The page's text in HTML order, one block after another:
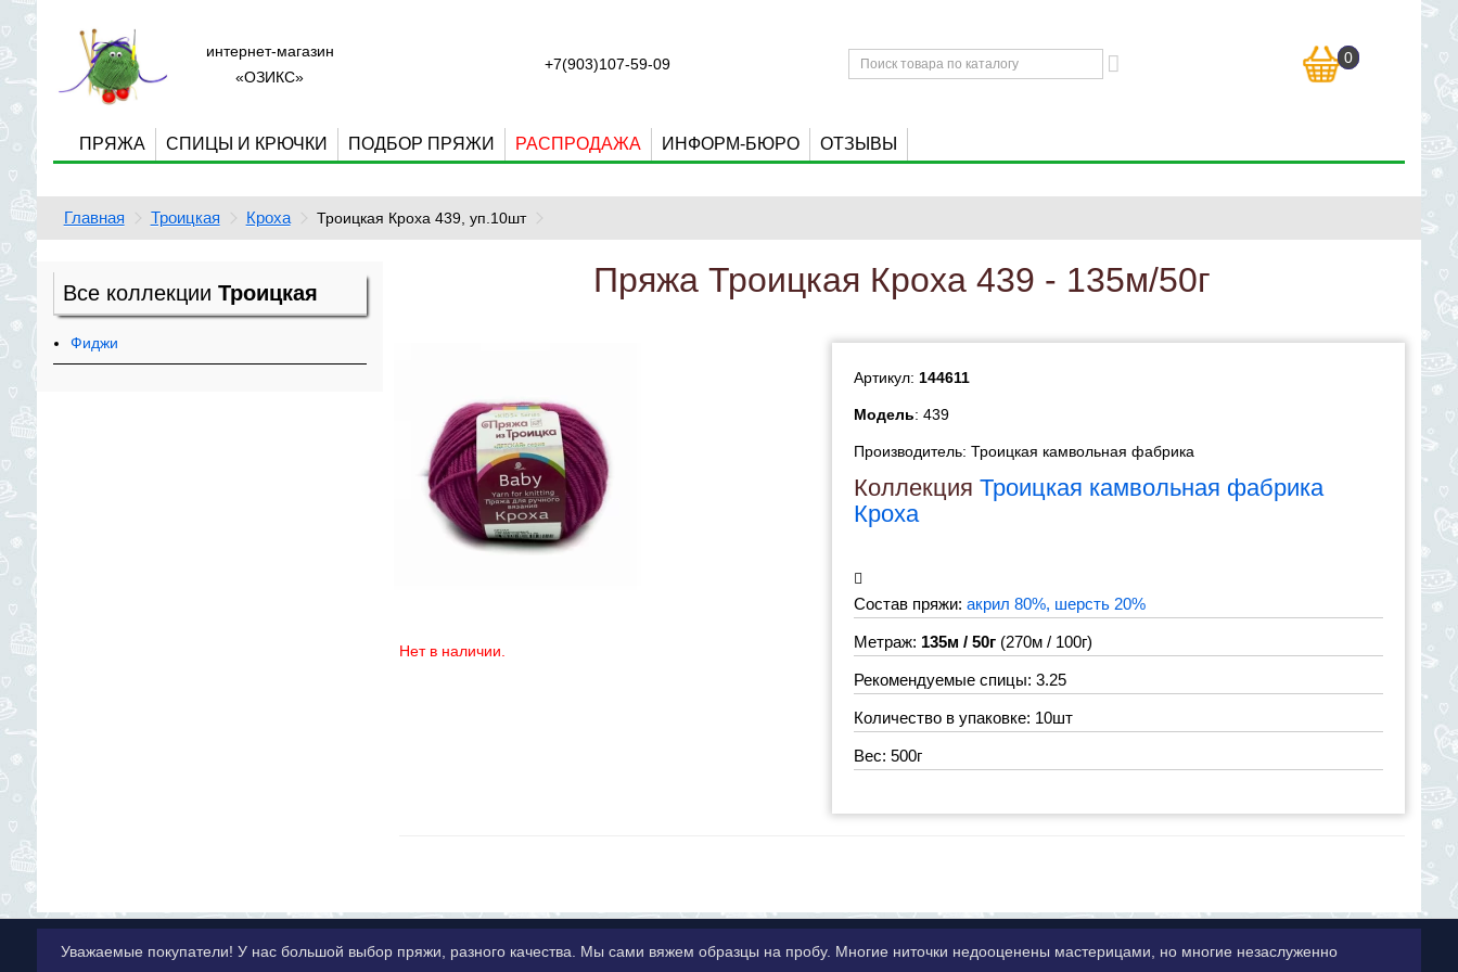
интернет-магазин
«ОЗИКС»
+7(903)107-59-09 0
ПРЯЖА СПИЦЫ И КРЮЧКИ ПОДБОР ПРЯЖИ РАСПРОДАЖА ИНФОРМ-БЮРО ОТЗЫВЫ
Главная Троицкая Кроха Троицкая Кроха 439, уп.10шт
Все коллекции Троицкая
Фиджи
Пряжа Троицкая Кроха 439 - 135м/50г
Нет в наличии.
Артикул: 144611
Модель: 439
Производитель: Троицкая камвольная фабрика
Коллекция Троицкая камвольная фабрика
Кроха
Состав пряжи: акрил 80%, шерсть 20%
Метраж: 135м / 50г(270м / 100г)
Рекомендуемые спицы: 3.25
Количество в упаковке: 10шт
Вес: 500г
Уважаемые покупатели! У нас большой выбор пряжи, разного качества. Мы сами вяжем образцы на пробу. Многие ниточки недооценены мастерицами, но многие незаслуженно